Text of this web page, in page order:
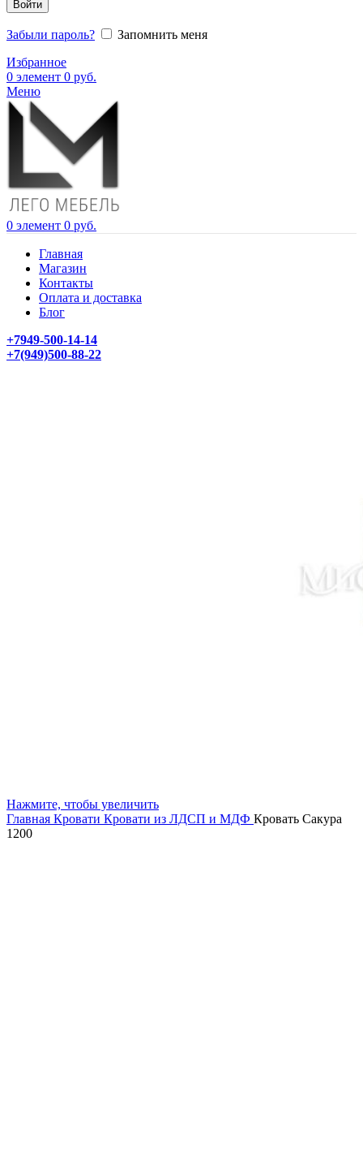
Войти
Забыли пароль?
Запомнить меня
Избранное
0 элемент 0 руб.
Меню
0 элемент 0 руб.
Главная
Магазин
Контакты
Оплата и доставка
Блог
+7949-500-14-14
+7(949)500-88-22
Нажмите, чтобы увеличить
Главная Кровати Кровати из ЛДСП и МДФ Кровать Сакура
1200